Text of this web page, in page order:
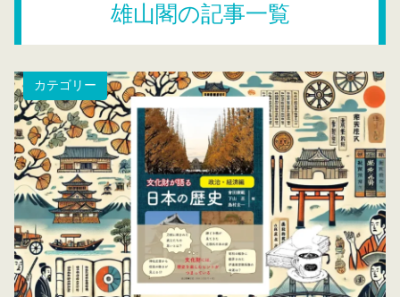
雄山閣の記事一覧
カテゴリー